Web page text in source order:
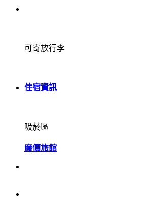
可寄放行李
住宿資訊
吸菸區
廉價旅館